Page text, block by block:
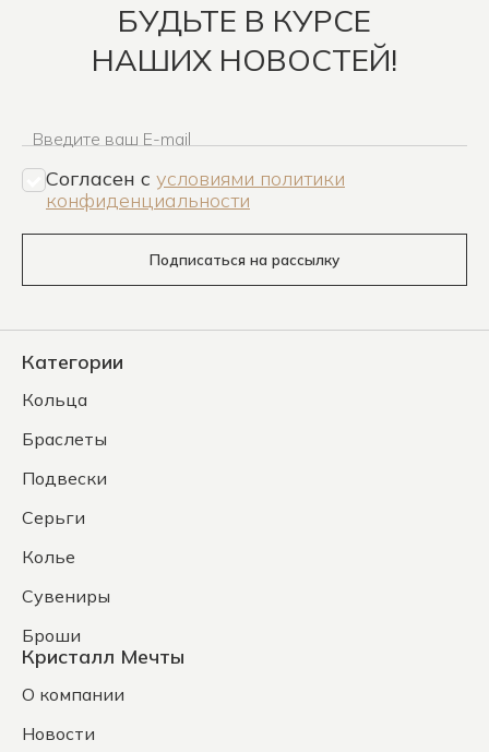
БУДЬТЕ В КУРСЕ
НАШИХ НОВОСТЕЙ!
Введите ваш E-mail
Согласен c условиями политики
конфиденциальности
Подписаться на рассылку
Категории
Кольца
Браслеты
Подвески
Серьги
Колье
Сувениры
Броши
Кристалл Мечты
О компании
Новости